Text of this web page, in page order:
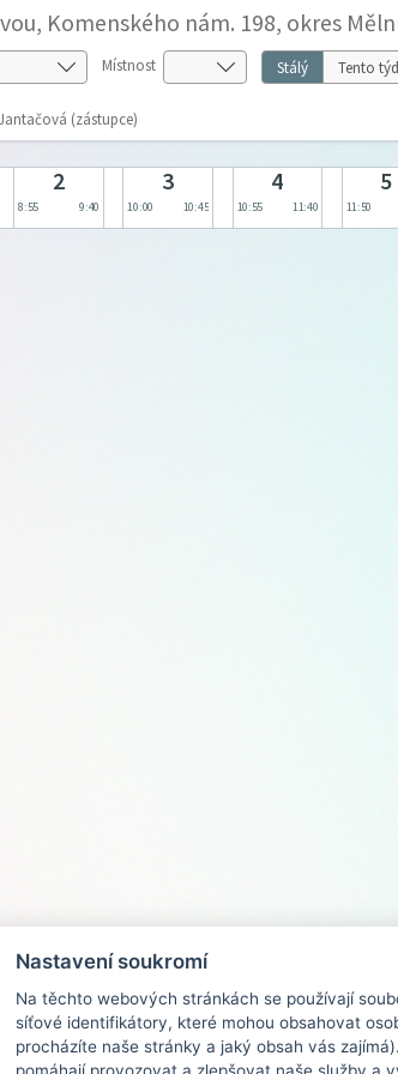
Komenského nám. 198, okres
Místnost Stálý Tento
(zástupce)
2
8:55 9:40
3
10:00 10:45
4
10:55 11:40
5
11:50
Nastavení soukromí
Na těchto webových stránkách se používají
síťové identifikátory, které mohou obsahovat
procházíte naše stránky a jaký obsah vás